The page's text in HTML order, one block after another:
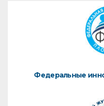
Федеральные